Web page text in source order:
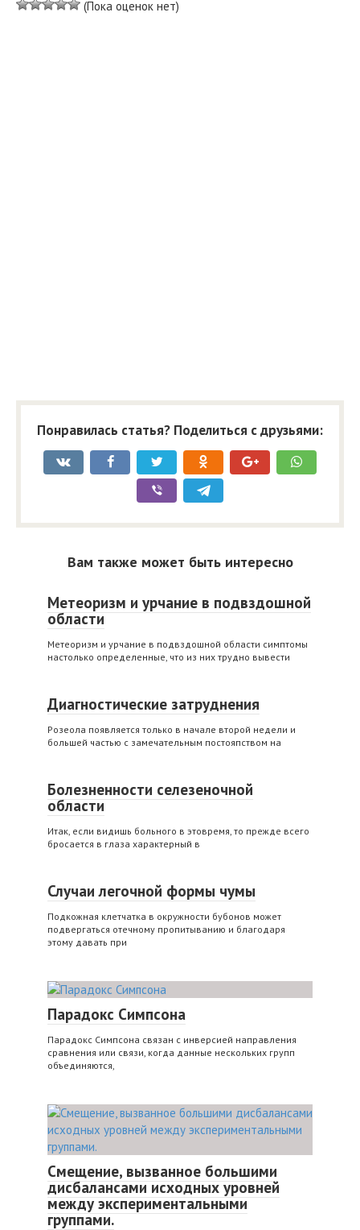
(Пока оценок нет)
Понравилась статья? Поделиться с друзьями:
Вам также может быть интересно
Метеоризм и урчание в подвздошной
области
Метеоризм и урчание в подвздошной области симптомы
настолько определенные, что из них трудно вывести
Диагностические затруднения
Розеола появляется только в начале второй недели и
большей частью с замечательным постояпством на
Болезненности селезеночной
области
Итак, если видишь больного в этовремя, то прежде всего
бросается в глаза характерный в
Случаи легочной формы чумы
Подкожная клетчатка в окружности бубонов может
подвергаться отечному пропитыванию и благодаря
этому давать при
Парадокс Симпсона
Парадокс Симпсона связан с инверсией направления
сравнения или связи, когда данные нескольких групп
объединяются,
Смещение, вызванное большими
дисбалансами исходных уровней
между экспериментальными
группами.